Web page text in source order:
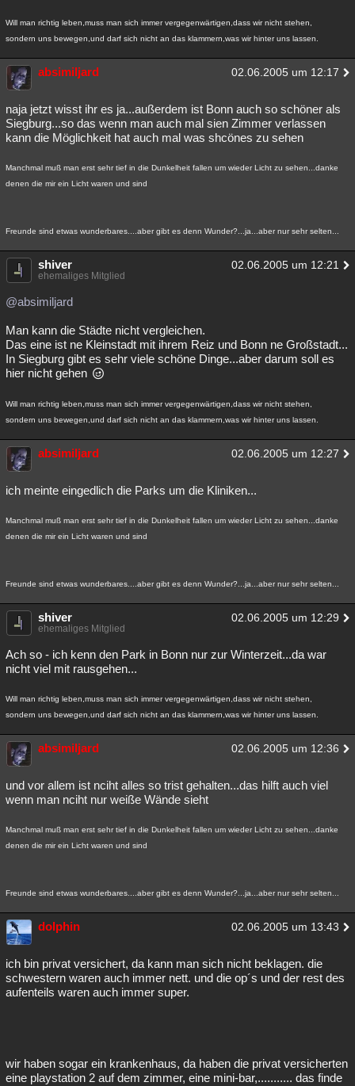
Will man richtig leben,muss man sich immer vergegenwärtigen,dass wir nicht stehen,
sondern uns bewegen,und darf sich nicht an das klammern,was wir hinter uns lassen.
absimiljard 02.06.2005 um 12:17
naja jetzt wisst ihr es ja...außerdem ist Bonn auch so schöner als
Siegburg...so das wenn man auch mal sien Zimmer verlassen
kann die Möglichkeit hat auch mal was shcönes zu sehen
Manchmal muß man erst sehr tief in die Dunkelheit fallen um wieder Licht zu sehen...danke
denen die mir ein Licht waren und sind
Freunde sind etwas wunderbares....aber gibt es denn Wunder?...ja...aber nur sehr selten...
shiver 02.06.2005 um 12:21
ehemaliges Mitglied
@absimiljard
Man kann die Städte nicht vergleichen.
Das eine ist ne Kleinstadt mit ihrem Reiz und Bonn ne Großstadt...
In Siegburg gibt es sehr viele schöne Dinge...aber darum soll es
hier nicht gehen
Will man richtig leben,muss man sich immer vergegenwärtigen,dass wir nicht stehen,
sondern uns bewegen,und darf sich nicht an das klammern,was wir hinter uns lassen.
absimiljard 02.06.2005 um 12:27
ich meinte eingedlich die Parks um die Kliniken...
Manchmal muß man erst sehr tief in die Dunkelheit fallen um wieder Licht zu sehen...danke
denen die mir ein Licht waren und sind
Freunde sind etwas wunderbares....aber gibt es denn Wunder?...ja...aber nur sehr selten...
shiver 02.06.2005 um 12:29
ehemaliges Mitglied
Ach so - ich kenn den Park in Bonn nur zur Winterzeit...da war
nicht viel mit rausgehen...
Will man richtig leben,muss man sich immer vergegenwärtigen,dass wir nicht stehen,
sondern uns bewegen,und darf sich nicht an das klammern,was wir hinter uns lassen.
absimiljard 02.06.2005 um 12:36
und vor allem ist nciht alles so trist gehalten...das hilft auch viel
wenn man nciht nur weiße Wände sieht
Manchmal muß man erst sehr tief in die Dunkelheit fallen um wieder Licht zu sehen...danke
denen die mir ein Licht waren und sind
Freunde sind etwas wunderbares....aber gibt es denn Wunder?...ja...aber nur sehr selten...
dolphin 02.06.2005 um 13:43
ich bin privat versichert, da kann man sich nicht beklagen. die
schwestern waren auch immer nett. und die op´s und der rest des
aufenteils waren auch immer super.
wir haben sogar ein krankenhaus, da haben die privat versicherten
eine playstation 2 auf dem zimmer, eine mini-bar,........... das finde